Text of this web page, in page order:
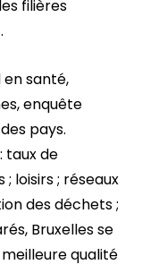
filières
en santé,
enquête
pays.
taux de
loisirs ; réseaux
des déchets ;
Bruxelles se
qualité